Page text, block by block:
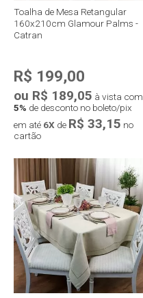
Toalha de Mesa Retangular
160x210cm Glamour Palms -
Catran
R$ 199,00
ou R$ 189,05 à vista com
5% de desconto no boleto/pix
em até 6X de R$ 33,15 no
cartão
Compra rápida